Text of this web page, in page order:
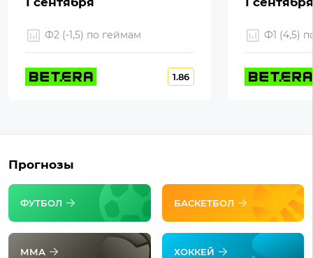
Ф2 (-1,5) по геймам
1.86
Ф1 (4,5)
Прогнозы
ФУТБОЛ БАСКЕТБОЛ
ММА ХОККЕЙ